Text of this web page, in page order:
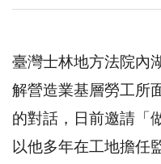
臺灣士林地方法院內
解營造業基層勞工所
的對話，日前邀請「
以他多年在工地擔任